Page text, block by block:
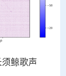
鲸歌声